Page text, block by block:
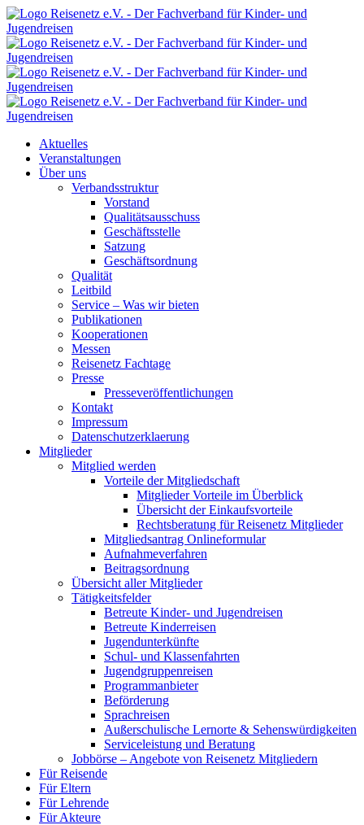
Aktuelles
Veranstaltungen
Über uns
Verbandsstruktur
Vorstand
Qualitätsausschuss
Geschäftsstelle
Satzung
Geschäftsordnung
Qualität
Leitbild
Service – Was wir bieten
Publikationen
Kooperationen
Messen
Reisenetz Fachtage
Presse
Presseveröffentlichungen
Kontakt
Impressum
Datenschutzerklaerung
Mitglieder
Mitglied werden
Vorteile der Mitgliedschaft
Mitglieder Vorteile im Überblick
Übersicht der Einkaufsvorteile
Rechtsberatung für Reisenetz Mitglieder
Mitgliedsantrag Onlineformular
Aufnahmeverfahren
Beitragsordnung
Übersicht aller Mitglieder
Tätigkeitsfelder
Betreute Kinder- und Jugendreisen
Betreute Kinderreisen
Jugendunterkünfte
Schul- und Klassenfahrten
Jugendgruppenreisen
Programmanbieter
Beförderung
Sprachreisen
Außerschulische Lernorte & Sehenswürdigkeiten
Serviceleistung und Beratung
Jobbörse – Angebote von Reisenetz Mitgliedern
Für Reisende
Für Eltern
Für Lehrende
Für Akteure